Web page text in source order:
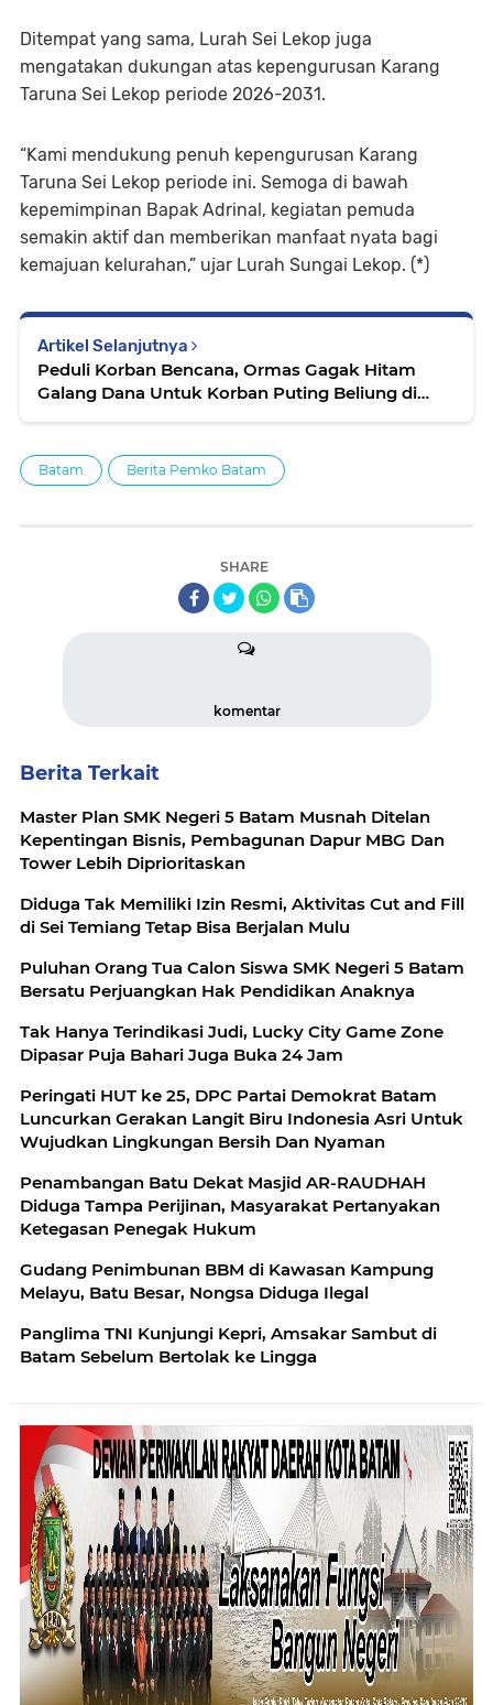
Ditempat yang sama, Lurah Sei Lekop juga
mengatakan dukungan atas kepengurusan Karang
Taruna Sei Lekop periode 2026-2031.
“Kami mendukung penuh kepengurusan Karang
Taruna Sei Lekop periode ini. Semoga di bawah
kepemimpinan Bapak Adrinal, kegiatan pemuda
semakin aktif dan memberikan manfaat nyata bagi
kemajuan kelurahan,” ujar Lurah Sungai Lekop. (*)
Artikel Selanjutnya
Peduli Korban Bencana, Ormas Gagak Hitam
Galang Dana Untuk Korban Puting Beliung di
Batam Berita Pemko Batam
SHARE
komentar
Berita Terkait
Master Plan SMK Negeri 5 Batam Musnah Ditelan
Kepentingan Bisnis, Pembagunan Dapur MBG Dan
Tower Lebih Diprioritaskan
Diduga Tak Memiliki Izin Resmi, Aktivitas Cut and Fill
di Sei Temiang Tetap Bisa Berjalan Mulu
Puluhan Orang Tua Calon Siswa SMK Negeri 5 Batam
Bersatu Perjuangkan Hak Pendidikan Anaknya
Tak Hanya Terindikasi Judi, Lucky City Game Zone
Dipasar Puja Bahari Juga Buka 24 Jam
Peringati HUT ke 25, DPC Partai Demokrat Batam
Luncurkan Gerakan Langit Biru Indonesia Asri Untuk
Wujudkan Lingkungan Bersih Dan Nyaman
Penambangan Batu Dekat Masjid AR-RAUDHAH
Diduga Tampa Perijinan, Masyarakat Pertanyakan
Ketegasan Penegak Hukum
Gudang Penimbunan BBM di Kawasan Kampung
Melayu, Batu Besar, Nongsa Diduga Ilegal
Panglima TNI Kunjungi Kepri, Amsakar Sambut di
Batam Sebelum Bertolak ke Lingga